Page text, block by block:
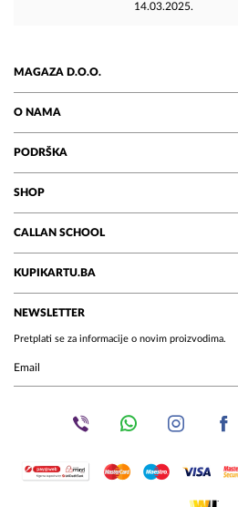
14.03.2025.
MAGAZA D.O.O.
O NAMA
PODRŠKA
SHOP
CALLAN SCHOOL
KUPIKARTU.BA
NEWSLETTER
Pretplati se za informacije o novim proizvodima.